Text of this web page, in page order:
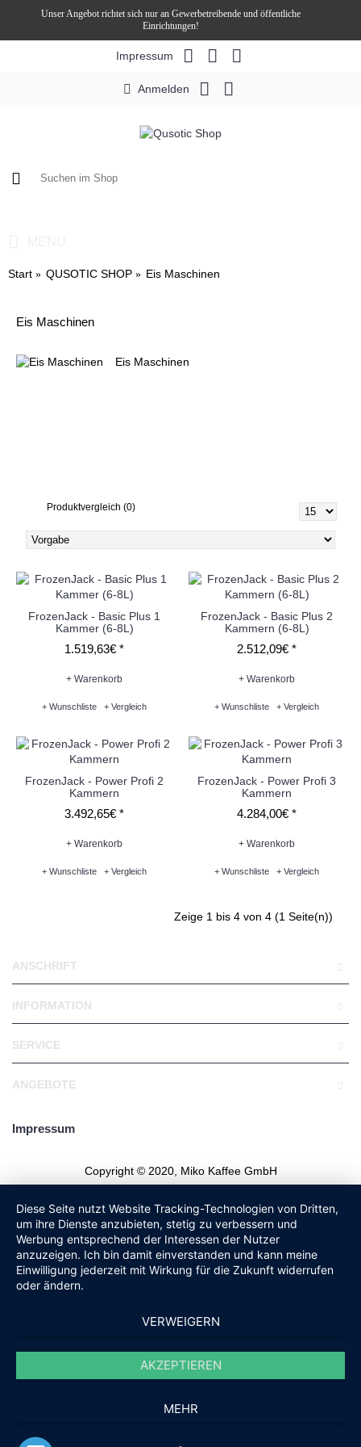
Unser Angebot richtet sich nur an Gewerbetreibende und öffentliche
Einrichtungen!
Impressum
Anmelden
Start QUSOTIC SHOP Eis Maschinen
Eis Maschinen
Eis Maschinen
Produktvergleich (0)
FrozenJack - Basic Plus 1
Kammer (6-8L)
1.519,63€ *
+ Warenkorb
+ Wunschliste + Vergleich
FrozenJack - Basic Plus 2
Kammern (6-8L)
2.512,09€ *
+ Warenkorb
+ Wunschliste + Vergleich
FrozenJack - Power Profi 2
Kammern
3.492,65€ *
+ Warenkorb
+ Wunschliste + Vergleich
FrozenJack - Power Profi 3
Kammern
4.284,00€ *
+ Warenkorb
+ Wunschliste + Vergleich
Zeige 1 bis 4 von 4 (1 Seite(n))
ANSCHRIFT
INFORMATION
SERVICE
ANGEBOTE
Impressum
Copyright © 2020, Miko Kaffee GmbH
Diese Seite nutzt Website Tracking-Technologien von Dritten,
um ihre Dienste anzubieten, stetig zu verbessern und
Werbung entsprechend der Interessen der Nutzer
anzuzeigen. Ich bin damit einverstanden und kann meine
Einwilligung jederzeit mit Wirkung für die Zukunft widerrufen
oder ändern.
VERWEIGERN
AKZEPTIEREN
MEHR